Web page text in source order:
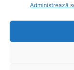
Administrează
Educatie
Cultura